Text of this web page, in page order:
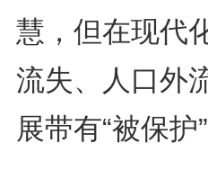
慧，但在现代
流失、人口外
展带有“被保护